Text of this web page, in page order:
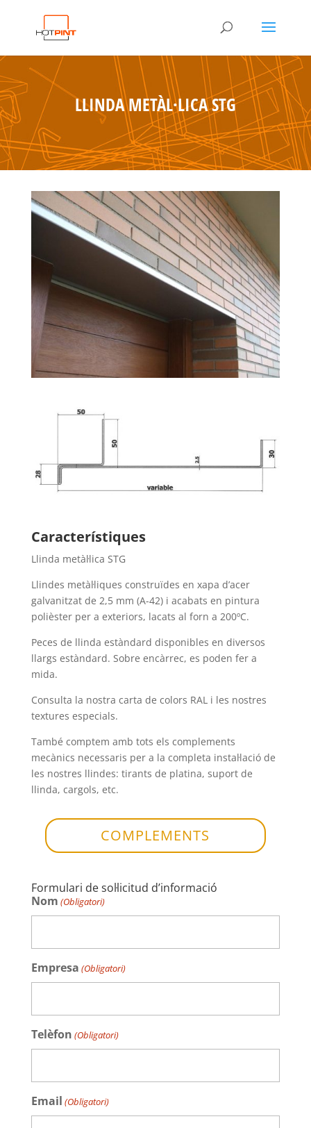
LLINDA METÀL·LICA STG
Característiques
Llinda metàl·lica STG
Llindes metàl·liques construïdes en xapa d’acer
galvanitzat de 2,5 mm (A-42) i acabats en pintura
polièster per a exteriors, lacats al forn a 200ºC.
Peces de llinda estàndard disponibles en diversos
llargs estàndard. Sobre encàrrec, es poden fer a
mida.
Consulta la nostra carta de colors RAL i les nostres
textures especials.
També comptem amb tots els complements
mecànics necessaris per a la completa instal·lació de
les nostres llindes: tirants de platina, suport de
llinda, cargols, etc.
COMPLEMENTS
Formulari de sol·licitud d’informació
Nom (Obligatori)
Empresa (Obligatori)
Telèfon (Obligatori)
Email (Obligatori)